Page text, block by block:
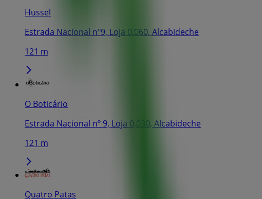
Hussel
Estrada Nacional nº9, Loja 0.060, Alcabideche
121 m
O Boticário
Estrada Nacional nº 9, Loja 0,030, Alcabideche
121 m
Quatro Patas